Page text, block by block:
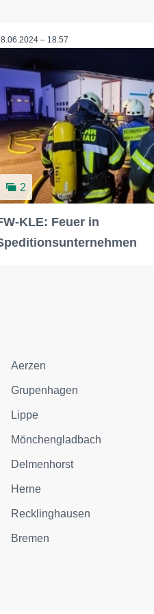
– 18:57
2
KLE: Feuer in
Aerzen
Grupenhagen
Lippe
Mönchengladbach
Delmenhorst
Herne
Recklinghausen
Bremen